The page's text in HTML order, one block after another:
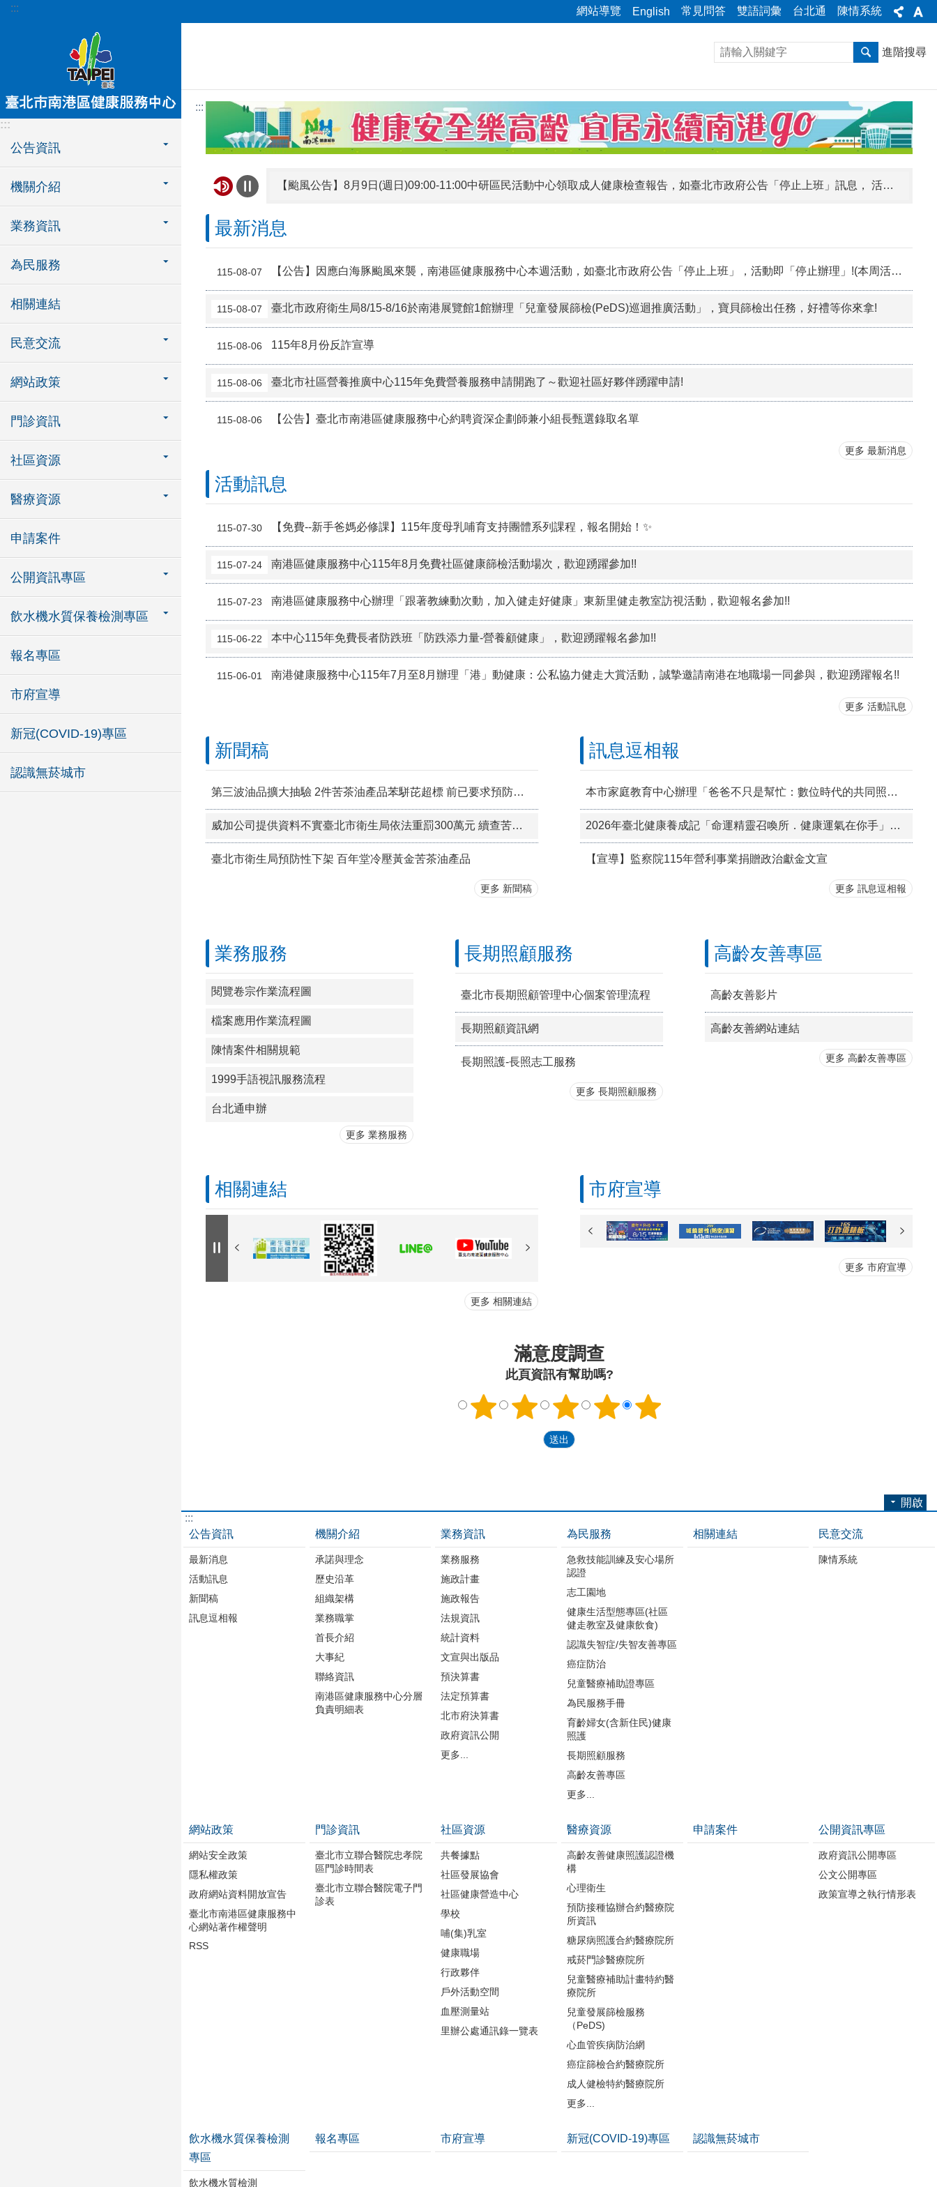
跳到主要內容區塊
::: 網站導覽 English 常見問答 雙語詞彙 台北通 陳情系統
:::
公告資訊
機關介紹
業務資訊
為民服務
相關連結
民意交流
網站政策
門診資訊
社區資源
醫療資源
申請案件
公開資訊專區
飲水機水質保養檢測專區
報名專區
市府宣導
新冠(COVID-19)專區
認識無菸城市
進階搜尋
:::
【颱風公告】8月9日(週日)09:00-11:00中研區民活動中心領取成人健康檢查報告，如臺北市政府公告「停止上班」訊息， 活動即「停止辦理」!
【颱風公告】8月9日(週日)09:00-12:00百福公園社區篩檢活動，如臺北市政府公告「停止上班」訊息， 活動即「停止辦理」!
臺北市指定吸菸區自5月7日啟用，有吸菸需求民眾請至指定吸菸區。吸菸區位置可至「台北通」APP及 「臺北城市儀表板」查詢。
【8/13】「2026城鎮韌性（防空）演練」－行動網路降速演練，造成民眾不便，請見諒。
最新消息
115-08-07 【公告】因應白海豚颱風來襲，南港區健康服務中心本週活動，如臺北市政府公告「停止上班」，活動即「停止辦理」!(本周活動如內文及附件)
115-08-07 臺北市政府衛生局8/15-8/16於南港展覽館1館辦理「兒童發展篩檢(PeDS)巡迴推廣活動」，寶貝篩檢出任務，好禮等你來拿!
115-08-06 115年8月份反詐宣導
115-08-06 臺北市社區營養推廣中心115年免費營養服務申請開跑了～歡迎社區好夥伴踴躍申請!
115-08-06 【公告】臺北市南港區健康服務中心約聘資深企劃師兼小組長甄選錄取名單
更多 最新消息
活動訊息
115-07-30 【免費--新手爸媽必修課】115年度母乳哺育支持團體系列課程，報名開始！✨
115-07-24 南港區健康服務中心115年8月免費社區健康篩檢活動場次，歡迎踴躍參加!!
115-07-23 南港區健康服務中心辦理「跟著教練動次動，加入健走好健康」東新里健走教室訪視活動，歡迎報名參加!!
115-06-22 本中心115年免費長者防跌班「防跌添力量-營養顧健康」，歡迎踴躍報名參加!!
115-06-01 南港健康服務中心115年7月至8月辦理「港」動健康：公私協力健走大賞活動，誠摯邀請南港在地職場一同參與，歡迎踴躍報名!!
更多 活動訊息
新聞稿
第三波油品擴大抽驗 2件苦茶油產品苯駢芘超標 前已要求預防性下架
威加公司提供資料不實臺北市衛生局依法重罰300萬元 續查苦茶油及原料下游
臺北市衛生局預防性下架 百年堂冷壓黃金苦茶油產品
更多 新聞稿
訊息逗相報
本市家庭教育中心辦理「爸爸不只是幫忙：數位時代的共同照顧與家庭教育」微論壇，歡迎踴躍報名參加!!
2026年臺北健康養成記「命運精靈召喚所．健康運氣在你手」獎勵活動開跑了，歡迎踴躍參與!!
【宣導】監察院115年營利事業捐贈政治獻金文宣
更多 訊息逗相報
業務服務
閱覽卷宗作業流程圖
檔案應用作業流程圖
陳情案件相關規範
1999手語視訊服務流程
台北通申辦
更多 業務服務
長期照顧服務
臺北市長期照顧管理中心個案管理流程
長期照顧資訊網
長期照護-長照志工服務
更多 長期照顧服務
高齡友善專區
高齡友善影片
高齡友善網站連結
更多 高齡友善專區
相關連結
更多 相關連結
市府宣導
更多 市府宣導
滿意度調查
此頁資訊有幫助嗎?
開啟
:::
公告資訊
最新消息
活動訊息
新聞稿
訊息逗相報
機關介紹
承諾與理念
歷史沿革
組織架構
業務職掌
首長介紹
大事紀
聯絡資訊
南港區健康服務中心分層
負責明細表
業務資訊
業務服務
施政計畫
施政報告
法規資訊
統計資料
文宣與出版品
預決算書
法定預算書
北市府決算書
政府資訊公開
更多...
為民服務
急救技能訓練及安心場所
認證
志工園地
健康生活型態專區(社區
健走教室及健康飲食)
認識失智症/失智友善專區
癌症防治
兒童醫療補助證專區
為民服務手冊
育齡婦女(含新住民)健康
照護
長期照顧服務
高齡友善專區
更多...
相關連結 民意交流
陳情系統
網站政策
網站安全政策
隱私權政策
政府網站資料開放宣告
臺北市南港區健康服務中
心網站著作權聲明
RSS
門診資訊
臺北市立聯合醫院忠孝院
區門診時間表
臺北市立聯合醫院電子門
診表
社區資源
共餐據點
社區發展協會
社區健康營造中心
學校
哺(集)乳室
健康職場
行政夥伴
戶外活動空間
血壓測量站
里辦公處通訊錄一覽表
醫療資源
高齡友善健康照護認證機
構
心理衛生
預防接種協辦合約醫療院
所資訊
糖尿病照護合約醫療院所
戒菸門診醫療院所
兒童醫療補助計畫特約醫
療院所
兒童發展篩檢服務
（PeDS)
心血管疾病防治網
癌症篩檢合約醫療院所
成人健檢特約醫療院所
更多...
申請案件 公開資訊專區
政府資訊公開專區
公文公開專區
政策宣導之執行情形表
飲水機水質保養檢測
專區
飲水機水質檢測
報名專區 市府宣導 新冠(COVID-19)專區 認識無菸城市